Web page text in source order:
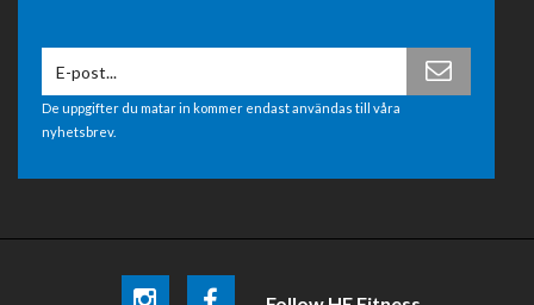
De uppgifter du matar in kommer endast användas till våra
nyhetsbrev.